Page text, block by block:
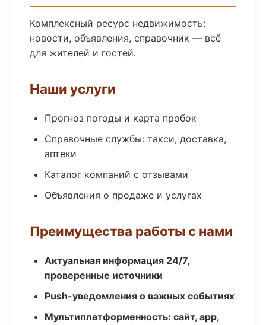
Комплексный ресурс недвижимость:
новости, объявления, справочник — всё
для жителей и гостей.
Наши услуги
Прогноз погоды и карта пробок
Справочные службы: такси, доставка,
аптеки
Каталог компаний с отзывами
Объявления о продаже и услугах
Преимущества работы с нами
Актуальная информация 24/7,
проверенные источники
Push-уведомления о важных событиях
Мультиплатформенность: сайт, app,